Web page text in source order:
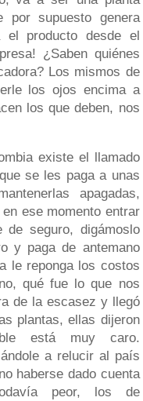
por supuesto genera
producto desde el
¿Saben quiénes
Los mismos de
los ojos encima a
los que deben, nos
existe el llamado
se les paga a unas
apagadas,
ese momento entrar
seguro, digámoslo
y paga de antemano
le reponga los costos
qué fue lo que nos
de la escasez y llegó
plantas, ellas dijeron
está muy caro.
a relucir al país
haberse dado cuenta
peor, los de